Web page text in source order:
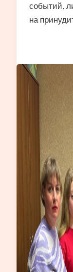
событий,
на